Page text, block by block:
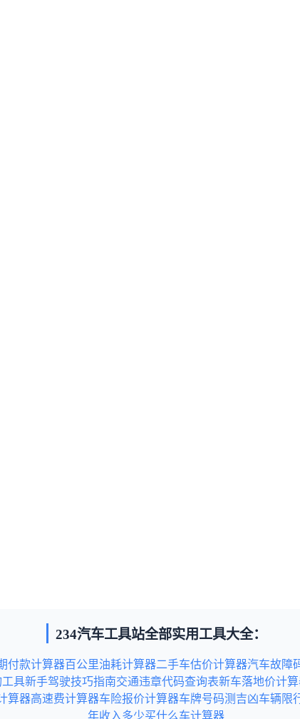
234汽车工具站全部实用工具大全：
付款计算器百公里油耗计算器二手车估价计算器汽车故障
具新手驾驶技巧指南交通违章代码查询表新车落地价计
算器高速费计算器车险报价计算器车牌号码测吉凶车辆限
年收入多少买什么车计算器